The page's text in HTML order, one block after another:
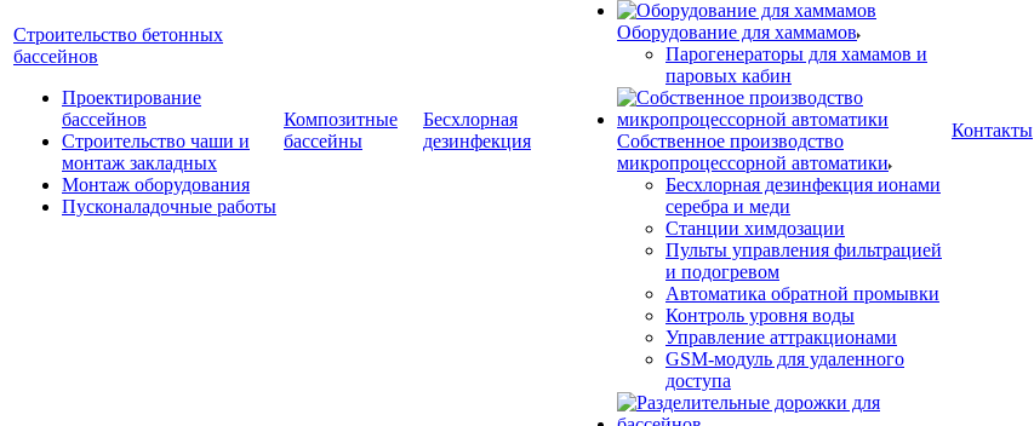
Строительство бетонных
бассейнов
Проектирование
бассейнов
Строительство чаши и
монтаж закладных
Монтаж оборудования
Пусконаладочные работы
Композитные
бассейны
Бесхлорная
дезинфекция
Оборудование для хаммамов
Парогенераторы для хамамов и
паровых кабин
Собственное производство
микропроцессорной автоматики
Беcхлорная дезинфекция ионами
серебра и меди
Станции химдозации
Пульты управления фильтрацией
и подогревом
Автоматика обратной промывки
Контроль уровня воды
Управление аттракционами
GSM-модуль для удаленного
доступа
Контакты